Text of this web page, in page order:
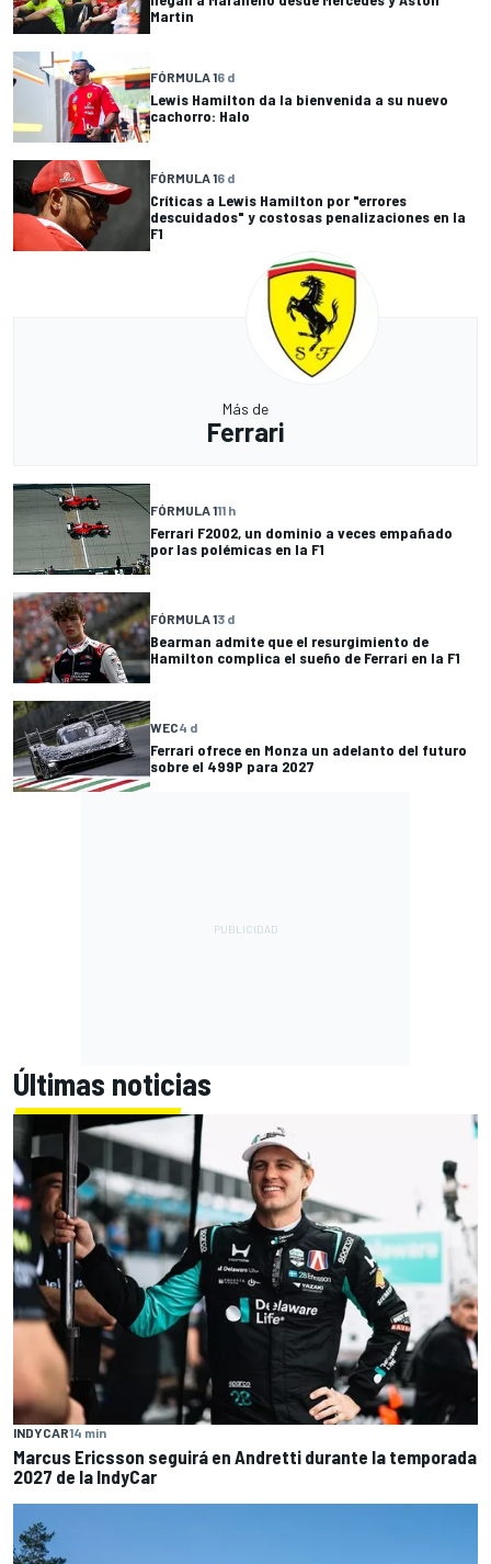
Martin
FÓRMULA 16 d
Lewis Hamilton da la bienvenida a su nuevo
cachorro: Halo
FÓRMULA 16 d
Críticas a Lewis Hamilton por "errores
descuidados" y costosas penalizaciones en la
F1
Más de
Ferrari
FÓRMULA 111 h
Ferrari F2002, un dominio a veces empañado
por las polémicas en la F1
FÓRMULA 13 d
Bearman admite que el resurgimiento de
Hamilton complica el sueño de Ferrari en la F1
WEC4 d
Ferrari ofrece en Monza un adelanto del futuro
sobre el 499P para 2027
Últimas noticias
INDYCAR14 min
Marcus Ericsson seguirá en Andretti durante la temporada
2027 de la IndyCar